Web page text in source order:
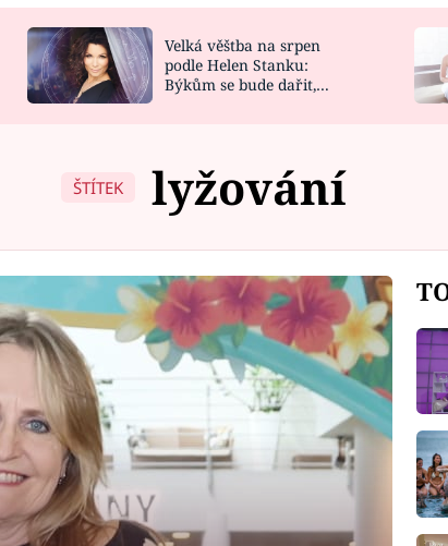
NOVINKY
VIDEORECEPTY
DESIGN
Velká věštba na srpen
podle Helen Stanku:
Býkům se bude dařit,
ŠTÍTEK lyžování